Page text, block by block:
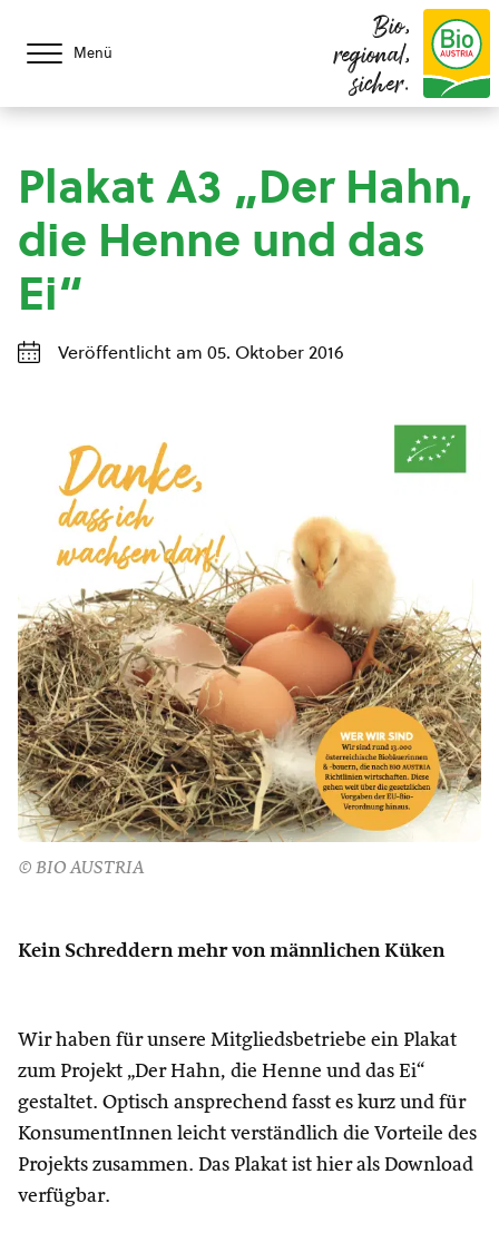
Menü
Bio,
regional,
sicher.
Plakat A3 „Der Hahn,
die Henne und das
Ei“
Veröffentlicht am 05. Oktober 2016
© BIO AUSTRIA
Kein Schreddern mehr von männlichen Küken
Wir haben für unsere Mitgliedsbetriebe ein Plakat
zum Projekt „Der Hahn, die Henne und das Ei“
gestaltet. Optisch ansprechend fasst es kurz und für
KonsumentInnen leicht verständlich die Vorteile des
Projekts zusammen. Das Plakat ist hier als Download
verfügbar.